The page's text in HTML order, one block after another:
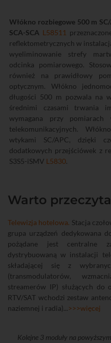
Włókno rozbiegowe 500 m
SCA-SCA L58511
reflektometrycznych w
wyeliminowanie strefy
odcinka pomiarowego.
również na prawidłowy
optycznym. Włókno
długości 500 m pozwala na
średnimi czasami trwania
wymagana przy pomiarach
telekomunikacyjnych.
wtykami SC/APC, dzięki
dodatkowych przejściówek z
S3S5-iSMV L5830.
Warto
Telewizja hotelowa. Stacja
grupa urządzeń dedykowana
pożądane jest centralne
dystrybuowaną w instalacji
składającej się z
(transmodulatorów,
streamerów IP) służących do
RTV/SAT wchodzi zestaw
naziemnej i radia)...>>>więcej
Kolejne 3 moduły na